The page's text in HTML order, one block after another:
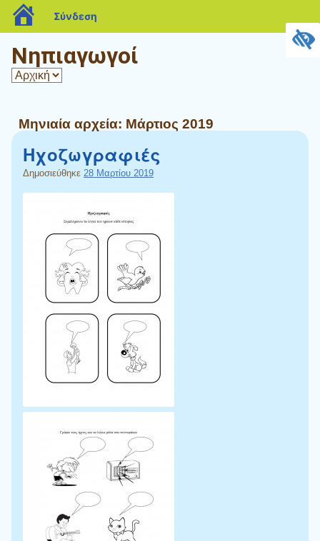
Νηπιαγωγοί
Μηνιαία αρχεία: Μάρτιος 2019
Ηχοζωγραφιές
Δημοσιεύθηκε 28 Μαρτίου 2019
blogs.sch.gr
Σύνδεση